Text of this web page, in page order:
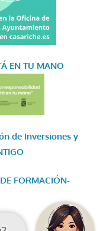
EN TU MANO
de Inversiones y
FORMACIÓN-